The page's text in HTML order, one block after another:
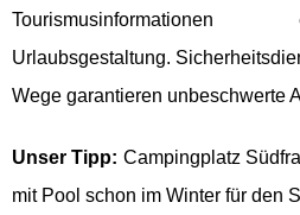
Urlaubsgestaltung.
Wege garantieren unbeschwerte
Unser Tipp: Campingplatz
mit Pool schon im Winter für den